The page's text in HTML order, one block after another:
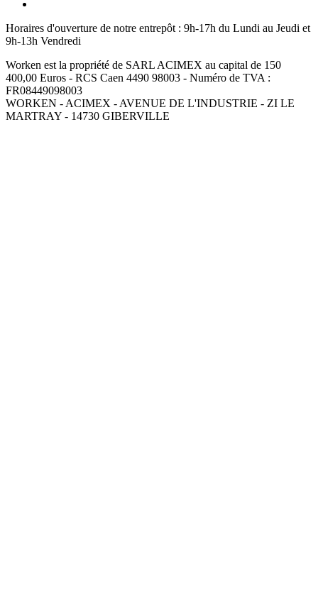
Horaires d'ouverture de notre entrepôt : 9h-17h du Lundi au Jeudi et
9h-13h Vendredi
Worken est la propriété de SARL ACIMEX au capital de 150
400,00 Euros - RCS Caen 4490 98003 - Numéro de TVA :
FR08449098003
WORKEN - ACIMEX - AVENUE DE L'INDUSTRIE - ZI LE
MARTRAY - 14730 GIBERVILLE